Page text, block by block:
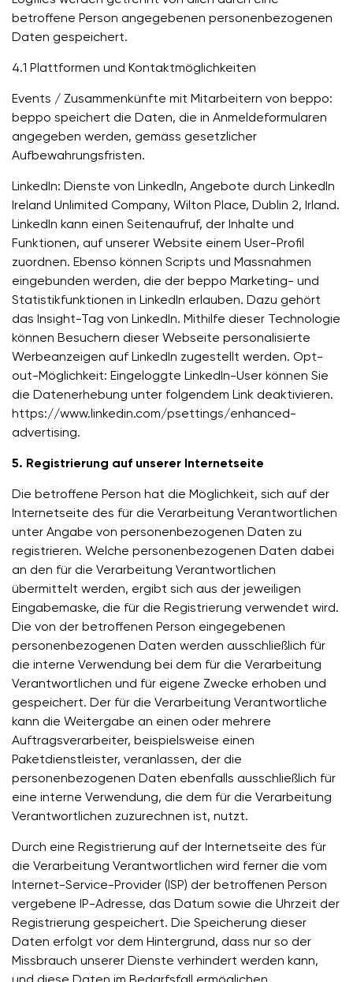
betroffene Person angegebenen personenbezogenen
Daten gespeichert.
4.1 Plattformen und Kontaktmöglichkeiten
Events / Zusammenkünfte mit Mitarbeitern von beppo:
beppo speichert die Daten, die in Anmeldeformularen
angegeben werden, gemäss gesetzlicher
Aufbewahrungsfristen.
LinkedIn: Dienste von LinkedIn, Angebote durch LinkedIn
Ireland Unlimited Company, Wilton Place, Dublin 2, Irland.
LinkedIn kann einen Seitenaufruf, der Inhalte und
Funktionen, auf unserer Website einem User-Profil
zuordnen. Ebenso können Scripts und Massnahmen
eingebunden werden, die der beppo Marketing- und
Statistikfunktionen in LinkedIn erlauben. Dazu gehört
das Insight-Tag von LinkedIn. Mithilfe dieser Technologie
können Besuchern dieser Webseite personalisierte
Werbeanzeigen auf LinkedIn zugestellt werden. Opt-
out-Möglichkeit: Eingeloggte LinkedIn-User können Sie
die Datenerhebung unter folgendem Link deaktivieren.
https://www.linkedin.com/psettings/enhanced-
advertising.
5. Registrierung auf unserer Internetseite
Die betroffene Person hat die Möglichkeit, sich auf der
Internetseite des für die Verarbeitung Verantwortlichen
unter Angabe von personenbezogenen Daten zu
registrieren. Welche personenbezogenen Daten dabei
an den für die Verarbeitung Verantwortlichen
übermittelt werden, ergibt sich aus der jeweiligen
Eingabemaske, die für die Registrierung verwendet wird.
Die von der betroffenen Person eingegebenen
personenbezogenen Daten werden ausschließlich für
die interne Verwendung bei dem für die Verarbeitung
Verantwortlichen und für eigene Zwecke erhoben und
gespeichert. Der für die Verarbeitung Verantwortliche
kann die Weitergabe an einen oder mehrere
Auftragsverarbeiter, beispielsweise einen
Paketdienstleister, veranlassen, der die
personenbezogenen Daten ebenfalls ausschließlich für
eine interne Verwendung, die dem für die Verarbeitung
Verantwortlichen zuzurechnen ist, nutzt.
Durch eine Registrierung auf der Internetseite des für
die Verarbeitung Verantwortlichen wird ferner die vom
Internet-Service-Provider (ISP) der betroffenen Person
vergebene IP-Adresse, das Datum sowie die Uhrzeit der
Registrierung gespeichert. Die Speicherung dieser
Daten erfolgt vor dem Hintergrund, dass nur so der
Missbrauch unserer Dienste verhindert werden kann,